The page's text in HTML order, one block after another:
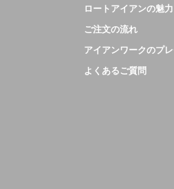
ロートアイアンの魅力
ご注文の流れ
アイアンワークのプ
よくあるご質問